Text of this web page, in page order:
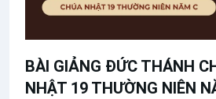
BÀI GIẢNG ĐỨC THÁNH
NHẬT 19 THƯỜNG NIÊN